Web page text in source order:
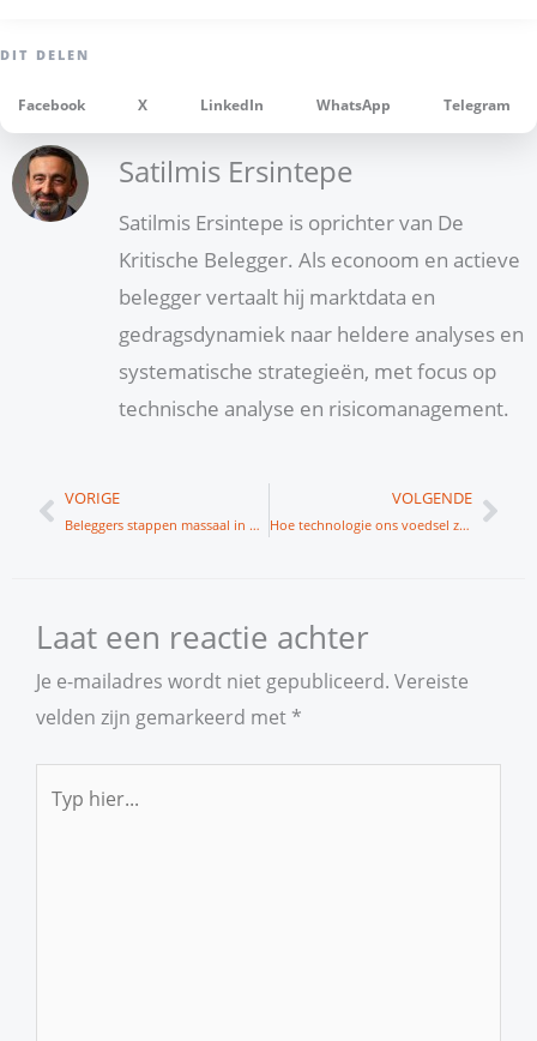
Facebook X LinkedIn WhatsApp Telegram
Satilmis Ersintepe
Satilmis Ersintepe is oprichter van De
Kritische Belegger. Als econoom en actieve
belegger vertaalt hij marktdata en
gedragsdynamiek naar heldere analyses en
systematische strategieën, met focus op
technische analyse en risicomanagement.
Vorige
VORIGE
Beleggers stappen massaal in Adyen
VOLGENDE
Hoe technologie ons voedsel zal veranderen
Laat een reactie achter
Je e-mailadres wordt niet gepubliceerd. Vereiste
velden zijn gemarkeerd met *
hier...